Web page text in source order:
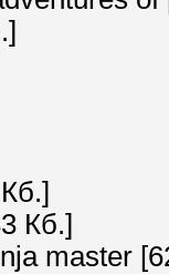
Кб.]
master